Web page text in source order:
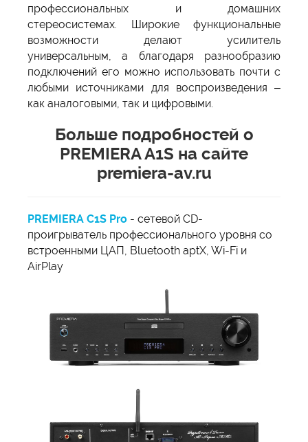
профессиональных и домашних
стереосистемах. Широкие функциональные
возможности делают усилитель
универсальным, а благодаря разнообразию
подключений его можно использовать почти с
любыми источниками для воспроизведения –
как аналоговыми, так и цифровыми.
Больше подробностей о
PREMIERA A1S на сайте
premiera-av.ru
PREMIERA C1S Pro - сетевой CD-
проигрыватель профессионального уровня со
встроенными ЦАП, Bluetooth aptX, Wi-Fi и
AirPlay